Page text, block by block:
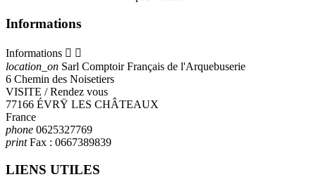
Informations
Informations  
location_on Sarl Comptoir Français de l'Arquebuserie
6 Chemin des Noisetiers
VISITE / Rendez vous
77166 ÉVRŸ LES CHÂTEAUX
France
phone 0625327769
printFax : 0667389839
LIENS UTILES